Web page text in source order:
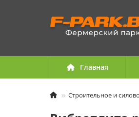
Главная
Строительное и